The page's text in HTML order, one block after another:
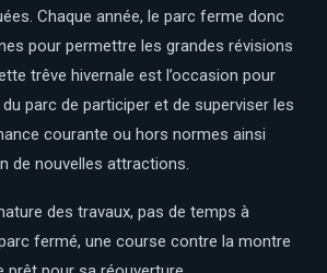
Chaque année, le parc ferme donc
pour permettre les grandes révisions
trêve hivernale est l’occasion pour
parc de participer et de superviser les
courante ou hors normes ainsi
de nouvelles attractions.
des travaux, pas de temps à
fermé, une course contre la montre